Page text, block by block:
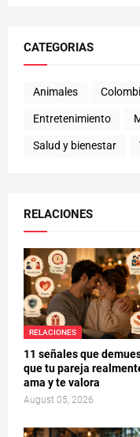
CATEGORIAS
Animales
Entretenimiento
Salud y bienestar
RELACIONES
RELACIONES
11 señales que
que tu pareja
ama y te valora
August 05, 2026